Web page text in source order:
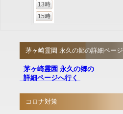
13時
15時
茅ヶ崎霊園 永久の郷の詳細ページ
茅ヶ崎霊園 永久の郷の
詳細ページへ行く
コロナ対策